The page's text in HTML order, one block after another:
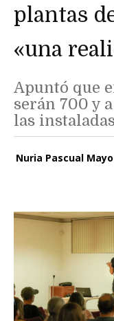
plantas
«una
Apuntó que
serán 700 y
las
Nuria Pascual Mayo